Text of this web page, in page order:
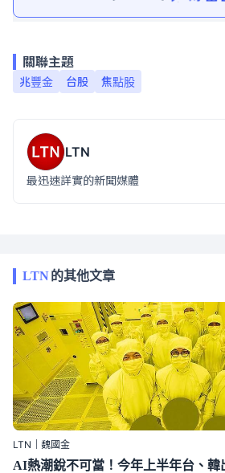
關聯主題
兆豐金 台股 焦點股
LTN
最迅速詳實的新聞媒體
LTN的其他文章
LTN｜魏國金
AI熱潮銳不可當！今年上半年台、韓